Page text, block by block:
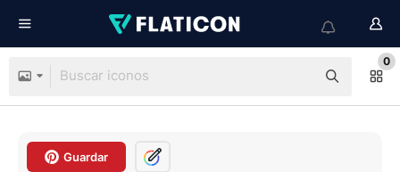
0
Guardar